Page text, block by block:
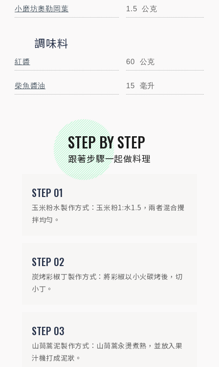
小磨坊奧勒岡葉 1.5 公克
調味料
紅醬 60 公克
柴魚醬油 15 毫升
STEP BY STEP
跟著步驟一起做料理
STEP 01
玉米粉水製作方式：玉米粉1:水1.5，兩者混合攪
拌均勻。
STEP 02
炭烤彩椒丁製作方式：將彩椒以小火碳烤後，切
小丁。
STEP 03
山茼蒿泥製作方式：山茼蒿汆燙煮熟，並放入果
汁機打成泥狀。
合攪拌均勻。
STEP
炭烤彩椒丁製作方式：將彩椒以小火碳烤
後，切小丁。
03
山茼蒿泥製作方式：山茼蒿汆燙煮熟，並放
入果汁機打成泥狀。
雞胸肉用匈牙利紅椒粉0.4g、墨西哥番椒
1g、奧勒岡葉0.5g、薑母粉1g、荳蔻粉
0.5g、純正白胡椒粉0.5 g、玫瑰鹽1g、金黃